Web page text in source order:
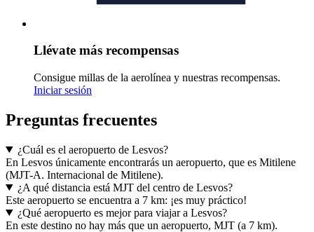
Llévate más recompensas
Consigue millas de la aerolínea y nuestras recompensas.
Iniciar sesión
Preguntas frecuentes
¿Cuál es el aeropuerto de Lesvos?
En Lesvos únicamente encontrarás un aeropuerto, que es Mitilene
(MJT-A. Internacional de Mitilene).
¿A qué distancia está MJT del centro de Lesvos?
Este aeropuerto se encuentra a 7 km: ¡es muy práctico!
¿Qué aeropuerto es mejor para viajar a Lesvos?
En este destino no hay más que un aeropuerto, MJT (a 7 km).